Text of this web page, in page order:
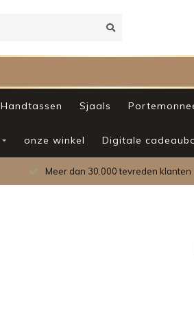
Handtassen Sjaals
onze winkel Digitale
Meer dan 30.000 tevreden klanten